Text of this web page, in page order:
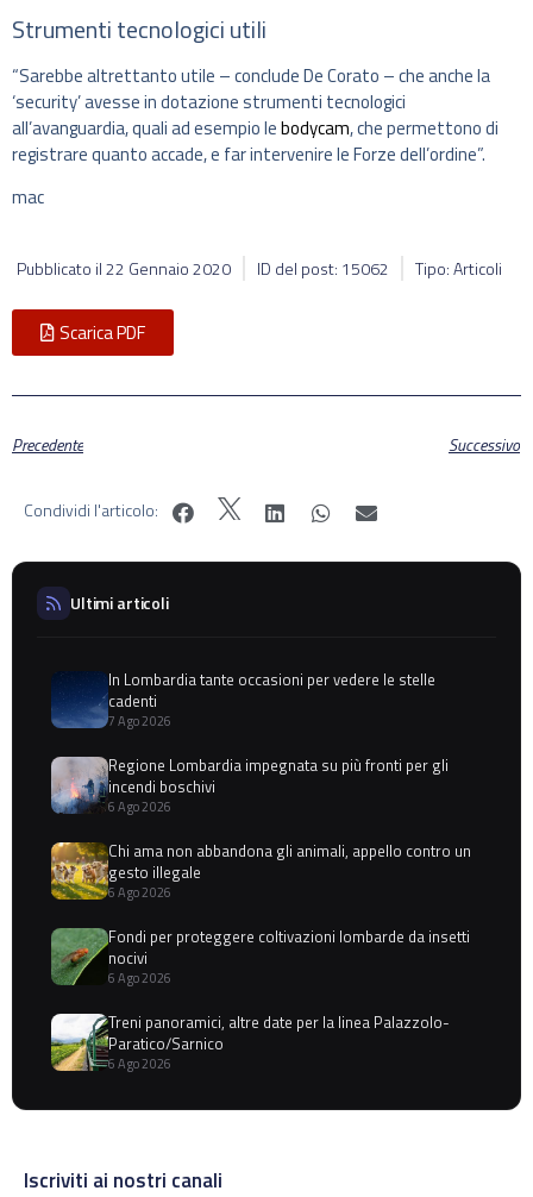
Strumenti tecnologici utili
“Sarebbe altrettanto utile – conclude De Corato – che anche la
‘security’ avesse in dotazione strumenti tecnologici
all’avanguardia, quali ad esempio lebodycam, che permettono di
registrare quanto accade, e far intervenire le Forze dell’ordine”.
mac
Pubblicato il22 Gennaio 2020 ID del post: 15062 Tipo: Articoli
Scarica PDF
Precedente Successivo
Condividi l'articolo:
Ultimi articoli
In Lombardia tante occasioni per vedere le stelle
cadenti
7 Ago 2026
Regione Lombardia impegnata su più fronti per gli
incendi boschivi
6 Ago 2026
Chi ama non abbandona gli animali, appello contro un
gesto illegale
6 Ago 2026
Fondi per proteggere coltivazioni lombarde da insetti
nocivi
6 Ago 2026
Treni panoramici, altre date per la linea Palazzolo-
Paratico/Sarnico
6 Ago 2026
Iscriviti ai nostri canali